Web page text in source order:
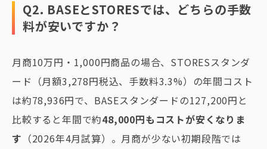
Q2. BASEとSTORESでは、どちらの手数
料が安いですか？
月商10万円・1,000円商品の場合、STORESスタンダ
ード（月額3,278円税込、手数料3.3%）の年間コスト
は約78,936円で、BASEスタンダードの127,200円と
比較すると年間で約48,000円もコストが安くなりま
す （2026年4月試算）。月商が少ない初期段階では